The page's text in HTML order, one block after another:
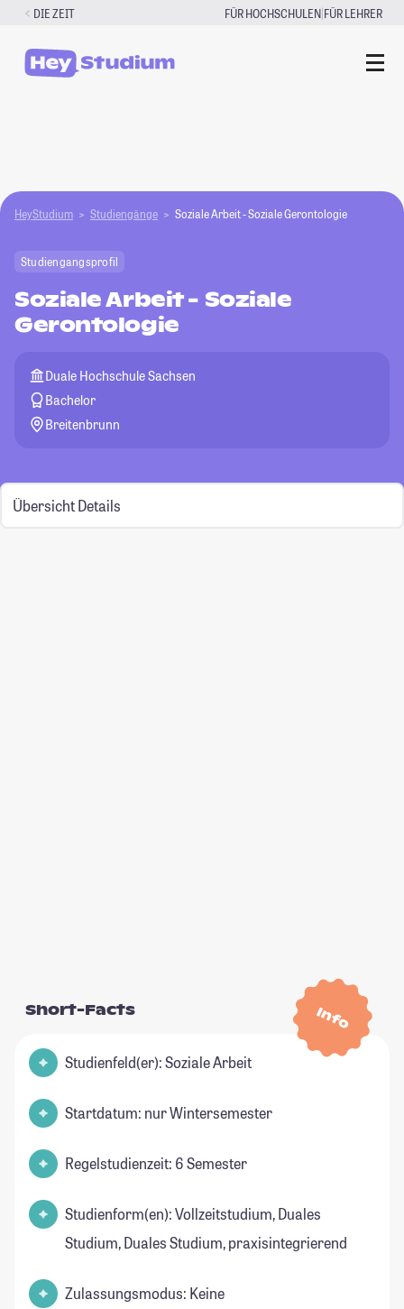
Zum
springen
DIE ZEIT FÜR HOCHSCHULEN|FÜR LEHRER
HeyStudium Studiengänge Soziale Arbeit - Soziale Gerontologie
Studiengangsprofil
Soziale Arbeit - Soziale
Gerontologie
Duale Hochschule Sachsen
Bachelor
Breitenbrunn
Übersicht Details
Info
Short-Facts
Studienfeld(er): Soziale Arbeit
Startdatum: nur Wintersemester
Regelstudienzeit: 6 Semester
Studienform(en): Vollzeitstudium, Duales
Studium, Duales Studium, praxisintegrierend
Zulassungsmodus: Keine